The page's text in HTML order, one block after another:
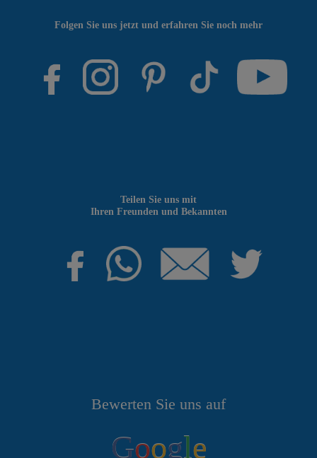
Bewerten Sie uns auf
Google
Teilen Sie uns mit
Ihren Freunden und Bekannten
Folgen Sie uns jetzt und erfahren Sie noch mehr